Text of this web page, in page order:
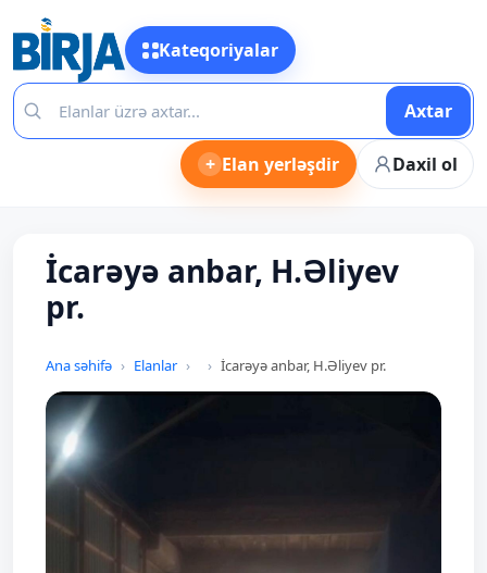
Kateqoriyalar
Axtar
+ Elan yerləşdir Daxil ol
İcarəyə anbar, H.Əliyev
pr.
Ana səhifə Elanlar İcarəyə anbar, H.Əliyev pr.